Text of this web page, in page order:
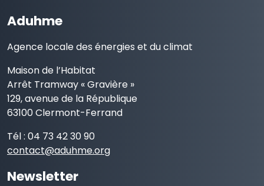
Aduhme
Agence locale des énergies et du climat
Maison de l’Habitat
Arrêt Tramway « Gravière »
129, avenue de la République
63100 Clermont-Ferrand
Tél : 04 73 42 30 90
contact@aduhme.org
Newsletter